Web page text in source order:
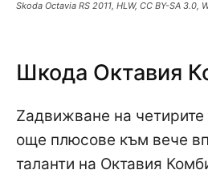
Skoda Octavia RS 2011, HLW, CC BY-SA 3.0,
Шкода Октавия
Zадвижване на
oще плюсове към вече
таланти на Октавия